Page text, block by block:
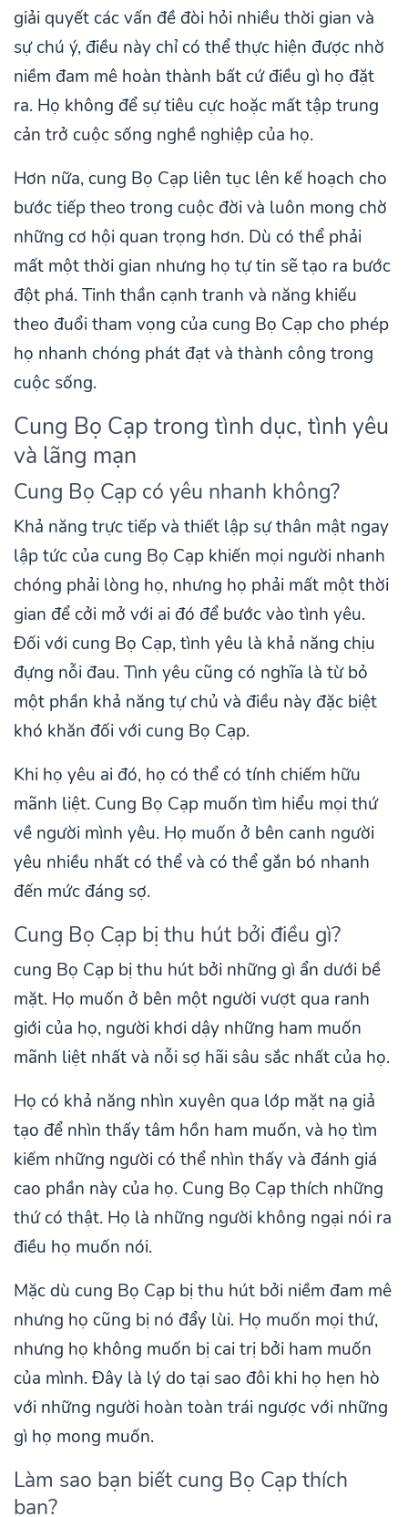
giải quyết các vấn đề đòi hỏi nhiều thời gian và
sự chú ý, điều này chỉ có thể thực hiện được nhờ
niềm đam mê hoàn thành bất cứ điều gì họ đặt
ra. Họ không để sự tiêu cực hoặc mất tập trung
cản trở cuộc sống nghề nghiệp của họ.
Hơn nữa, cung Bọ Cạp liên tục lên kế hoạch cho
bước tiếp theo trong cuộc đời và luôn mong chờ
những cơ hội quan trọng hơn. Dù có thể phải
mất một thời gian nhưng họ tự tin sẽ tạo ra bước
đột phá. Tinh thần cạnh tranh và năng khiếu
theo đuổi tham vọng của cung Bọ Cạp cho phép
họ nhanh chóng phát đạt và thành công trong
cuộc sống.
Cung Bọ Cạp trong tình dục, tình yêu
và lãng mạn
Cung Bọ Cạp có yêu nhanh không?
Khả năng trực tiếp và thiết lập sự thân mật ngay
lập tức của cung Bọ Cạp khiến mọi người nhanh
chóng phải lòng họ, nhưng họ phải mất một thời
gian để cởi mở với ai đó để bước vào tình yêu.
Đối với cung Bọ Cạp, tình yêu là khả năng chịu
đựng nỗi đau. Tình yêu cũng có nghĩa là từ bỏ
một phần khả năng tự chủ và điều này đặc biệt
khó khăn đối với cung Bọ Cạp.
Khi họ yêu ai đó, họ có thể có tính chiếm hữu
mãnh liệt. Cung Bọ Cạp muốn tìm hiểu mọi thứ
về người mình yêu. Họ muốn ở bên canh người
yêu nhiều nhất có thể và có thể gắn bó nhanh
đến mức đáng sợ.
Cung Bọ Cạp bị thu hút bởi điều gì?
cung Bọ Cạp bị thu hút bởi những gì ẩn dưới bề
mặt. Họ muốn ở bên một người vượt qua ranh
giới của họ, người khơi dậy những ham muốn
mãnh liệt nhất và nỗi sợ hãi sâu sắc nhất của họ.
Họ có khả năng nhìn xuyên qua lớp mặt nạ giả
tạo để nhìn thấy tâm hồn ham muốn, và họ tìm
kiếm những người có thể nhìn thấy và đánh giá
cao phần này của họ. Cung Bọ Cạp thích những
thứ có thật. Họ là những người không ngại nói ra
điều họ muốn nói.
Mặc dù cung Bọ Cạp bị thu hút bởi niềm đam mê
nhưng họ cũng bị nó đẩy lùi. Họ muốn mọi thứ,
nhưng họ không muốn bị cai trị bởi ham muốn
của mình. Đây là lý do tại sao đôi khi họ hẹn hò
với những người hoàn toàn trái ngược với những
gì họ mong muốn.
Làm sao bạn biết cung Bọ Cạp thích
bạn?